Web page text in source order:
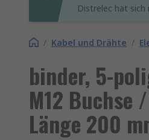
Distrelec hat sich
/ Kabel und Drähte /
binder, 5-
M12 Buchse
Länge 200